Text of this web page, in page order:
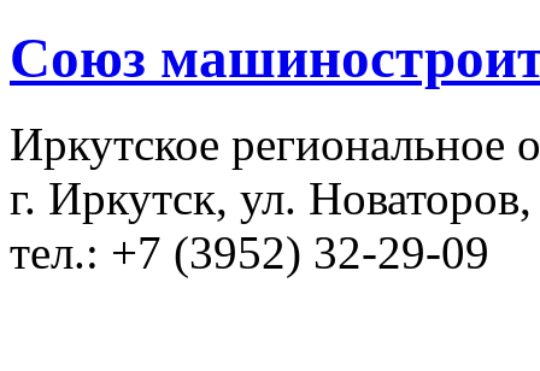
Союз
Иркутское региональное
г. Иркутск, ул.
тел.: +7 (3952) 32-29-09